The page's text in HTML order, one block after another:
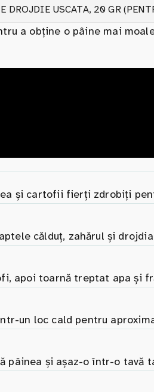
DROJDIE USCATA, 20 GR
a obține o pâine mai
și cartofii fierți zdrobiți
călduț, zahărul și
apoi toarnă treptat apa și
un loc cald pentru
pâinea și așaz-o într-o tavă